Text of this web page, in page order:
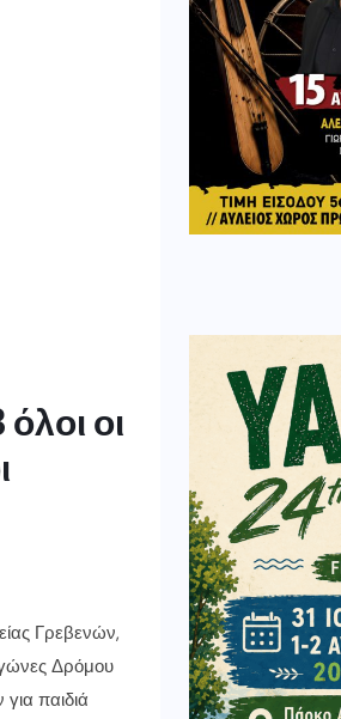
οι
Γρεβενών,
Δρόμου
παιδιά